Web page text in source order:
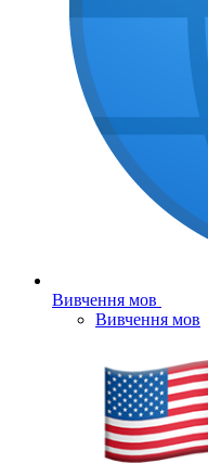
Вивчення мов
Вивчення мов